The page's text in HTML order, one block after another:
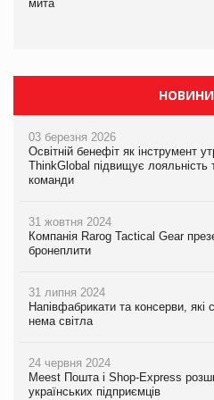
мита
Сергій Лісунов про заморожені
інтелекту
НОВИНИ
03 березня 2026
Освітній бенефіт як інструмент
ThinkGlobal підвищує лояльність
команди
31 жовтня 2024
Компанія Rarog Tactical Gear
бронеплити
31 липня 2024
Напівфабрикати та консерви, які
нема світла
24 червня 2024
Meest Пошта і Shop-Express
українських підприємців